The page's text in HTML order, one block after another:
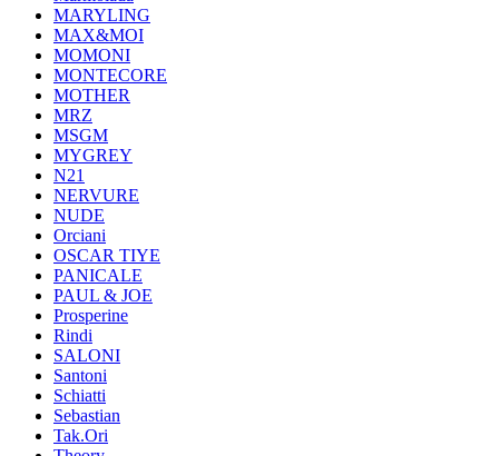
MARYLING
MAX&MOI
MOMONI
MONTECORE
MOTHER
MRZ
MSGM
MYGREY
N21
NERVURE
NUDE
Orciani
OSCAR TIYE
PANICALE
PAUL & JOE
Prosperine
Rindi
SALONI
Santoni
Schiatti
Sebastian
Tak.Ori